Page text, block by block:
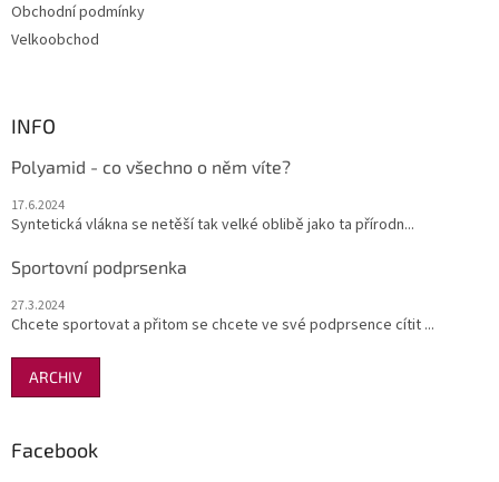
Obchodní podmínky
Velkoobchod
INFO
Polyamid - co všechno o něm víte?
17.6.2024
Syntetická vlákna se netěší tak velké oblibě jako ta přírodn...
Sportovní podprsenka
27.3.2024
Chcete sportovat a přitom se chcete ve své podprsence cítit ...
ARCHIV
Facebook